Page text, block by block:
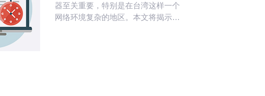
器至关重要，特别是在台湾这样一个
网络环境复杂的地区。本文将揭示台